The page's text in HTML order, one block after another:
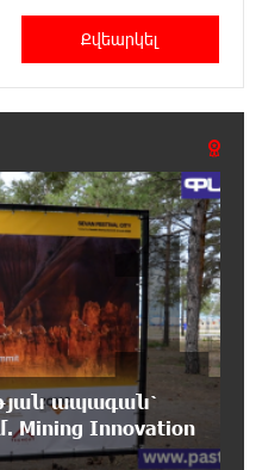
Կաթողիկոսին
մասին
է Հայ առաքելական
առաջնագծում.
նշանակում ինչ ուզել
ապագան՝
Mining Innovation
1